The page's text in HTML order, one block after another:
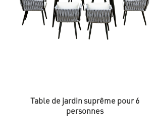
Table de jardin suprême pour 6
personnes